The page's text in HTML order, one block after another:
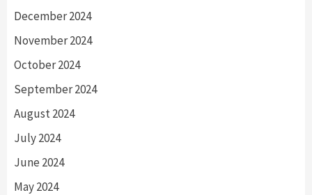
December 2024
November 2024
October 2024
September 2024
August 2024
July 2024
June 2024
May 2024